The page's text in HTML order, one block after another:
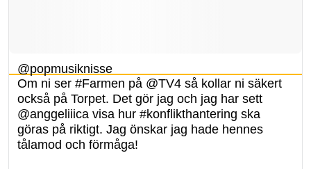
@popmusiknisse
Om ni ser #Farmen på @TV4 så kollar ni säkert
också på Torpet. Det gör jag och jag har sett
@anggeliiica visa hur #konflikthantering ska
göras på riktigt. Jag önskar jag hade hennes
tålamod och förmåga!